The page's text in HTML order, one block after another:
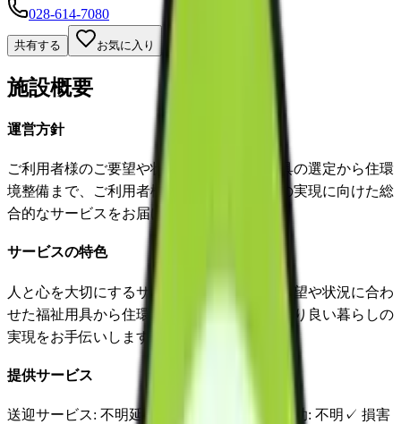
028-614-7080
共有する お気に入り
施設概要
運営方針
ご利用者様のご要望や状況に応じた福祉用具の選定から住環
境整備まで、ご利用者様が本当に望む生活の実現に向けた総
合的なサービスをお届けします。
サービスの特色
人と心を大切にするサービス一人一人のご要望や状況に合わ
せた福祉用具から住環境整備まで総合的により良い暮らしの
実現をお手伝いします。
提供サービス
送迎サービス: 不明延長サービス 自宅援助: 不明 ✓ 損害